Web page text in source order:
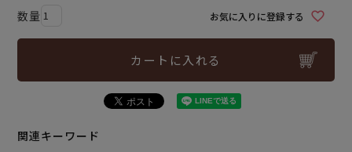
お気に入りに登録する
カートに入れる
関連キーワード